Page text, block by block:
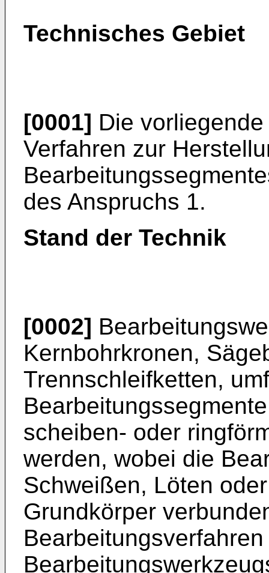
Technisches Gebiet
[0001] Die
Verfahren zur
des Anspruchs 1.
Stand der Technik
[0002]
Kernbohrkronen,
Trennschleifketten,
scheiben- oder
werden, wobei die
Schweißen, Löten
Grundkörper